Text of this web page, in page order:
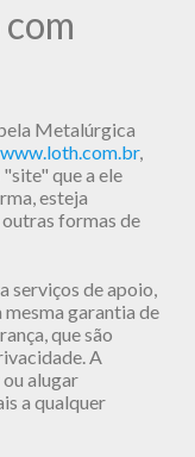
Metalúrgica
www.loth.com.br,
que a ele
esteja
formas de
serviços de apoio,
garantia de
que são
A
alugar
a qualquer